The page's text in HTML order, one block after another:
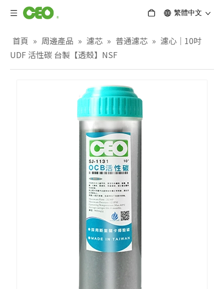
繁體中文
首頁 » 周邊產品 » 濾芯 » 普通濾芯 » 濾心｜10吋
UDF 活性碳 台製【透殼】NSF